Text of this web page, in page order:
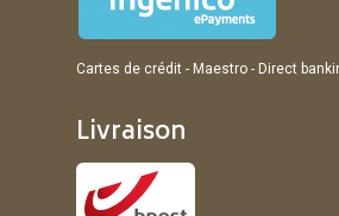
Cartes de crédit - Maestro - Direct
Livraison